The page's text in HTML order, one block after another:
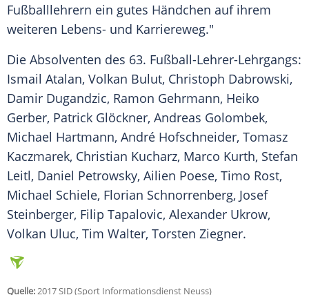
Fußballlehrern ein gutes Händchen auf ihrem
weiteren Lebens- und Karriereweg."
Die Absolventen des 63. Fußball-Lehrer-Lehrgangs:
Ismail Atalan, Volkan Bulut, Christoph Dabrowski,
Damir Dugandzic, Ramon Gehrmann, Heiko
Gerber, Patrick Glöckner, Andreas Golombek,
Michael Hartmann, André Hofschneider, Tomasz
Kaczmarek, Christian Kucharz, Marco Kurth, Stefan
Leitl, Daniel Petrowsky, Ailien Poese, Timo Rost,
Michael Schiele, Florian Schnorrenberg, Josef
Steinberger, Filip Tapalovic, Alexander Ukrow,
Volkan Uluc, Tim Walter, Torsten Ziegner.
Quelle:2017 SID (Sport Informationsdienst Neuss)